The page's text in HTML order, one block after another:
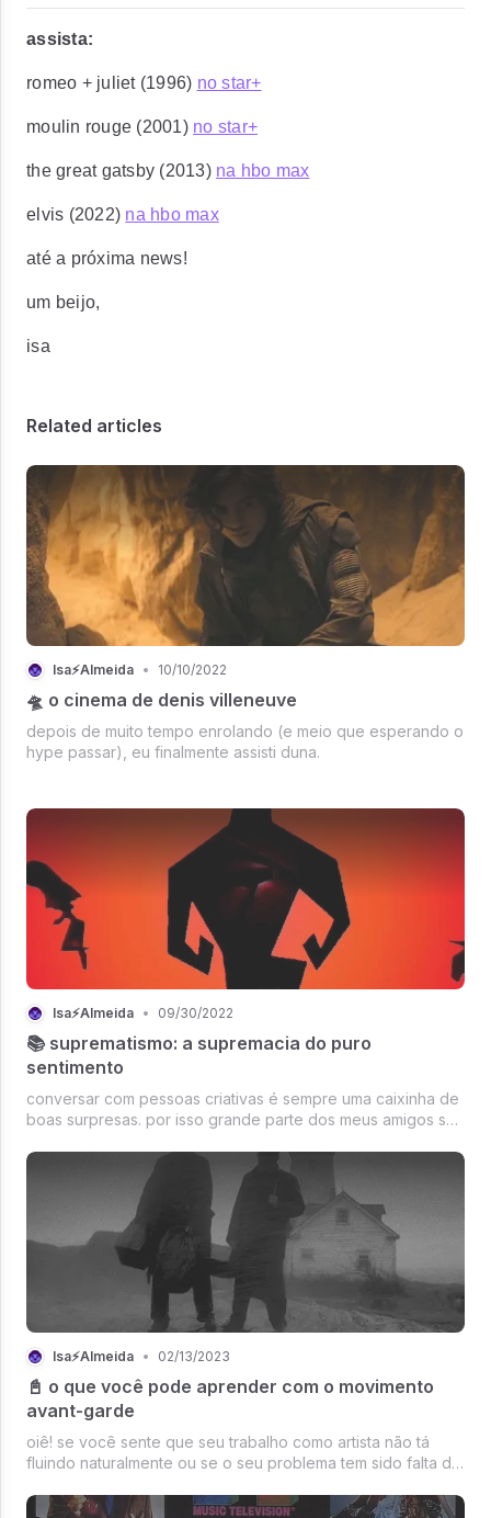
assista:
romeo + juliet (1996) no star+
moulin rouge (2001) no star+
the great gatsby (2013) na hbo max
elvis (2022) na hbo max
até a próxima news!
um beijo,
isa
Related articles
Isa⚡Almeida • 10/10/2022
🛸 o cinema de denis villeneuve
depois de muito tempo enrolando (e meio que esperando o
hype passar), eu finalmente assisti duna.
Isa⚡Almeida • 09/30/2022
📚 suprematismo: a supremacia do puro
sentimento
conversar com pessoas criativas é sempre uma caixinha de
boas surpresas. por isso grande parte dos meus amigos são
outras especialidades fantásticas.
Isa⚡Almeida • 02/13/2023
📓 o que você pode aprender com o movimento
avant-garde
oiê! se você sente que seu trabalho como artista não tá
fluindo naturalmente ou se o seu problema tem sido falta de
referências para lugares… inusitados.